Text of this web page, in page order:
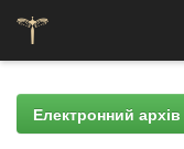
navigationЕлектронний